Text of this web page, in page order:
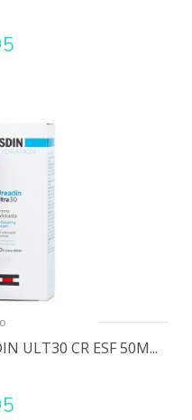
ULT30 CR ESF 50M...